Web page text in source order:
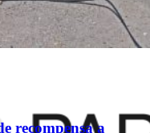
recompensa a